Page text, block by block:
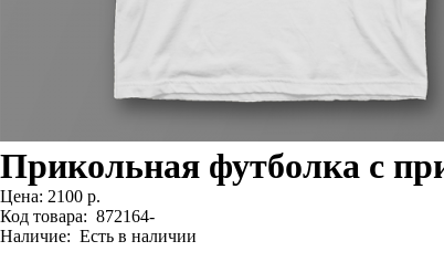
Прикольная футболка с
Цена: 2100 р.
Код товара: 872164-
Наличие: Есть в наличии